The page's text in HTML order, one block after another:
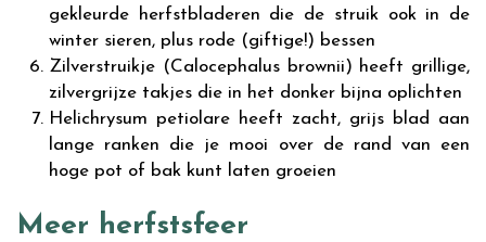
gekleurde herfstbladeren die de struik ook in de
winter sieren, plus rode (giftige!) bessen
Zilverstruikje (Calocephalus brownii) heeft grillige,
zilvergrijze takjes die in het donker bijna oplichten
Helichrysum petiolare heeft zacht, grijs blad aan
lange ranken die je mooi over de rand van een
hoge pot of bak kunt laten groeien
Meer herfstsfeer